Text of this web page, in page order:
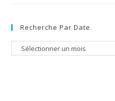
Recherche Par Date
Recherche